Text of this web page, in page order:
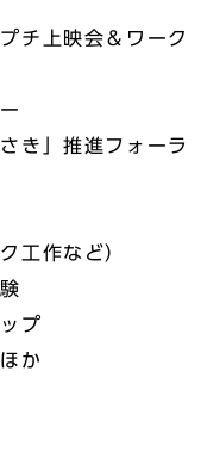
チ上映会＆ワーク
き」推進フォーラ
工作など）
プ
か